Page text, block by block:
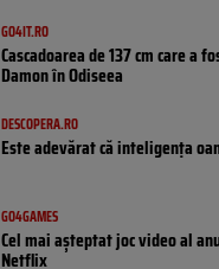
GO4IT.RO
Cascadoarea de 137 cm care a
Damon în Odiseea
DESCOPERA.RO
Este adevărat că inteligența
GO4GAMES
Cel mai așteptat joc video al
Netflix